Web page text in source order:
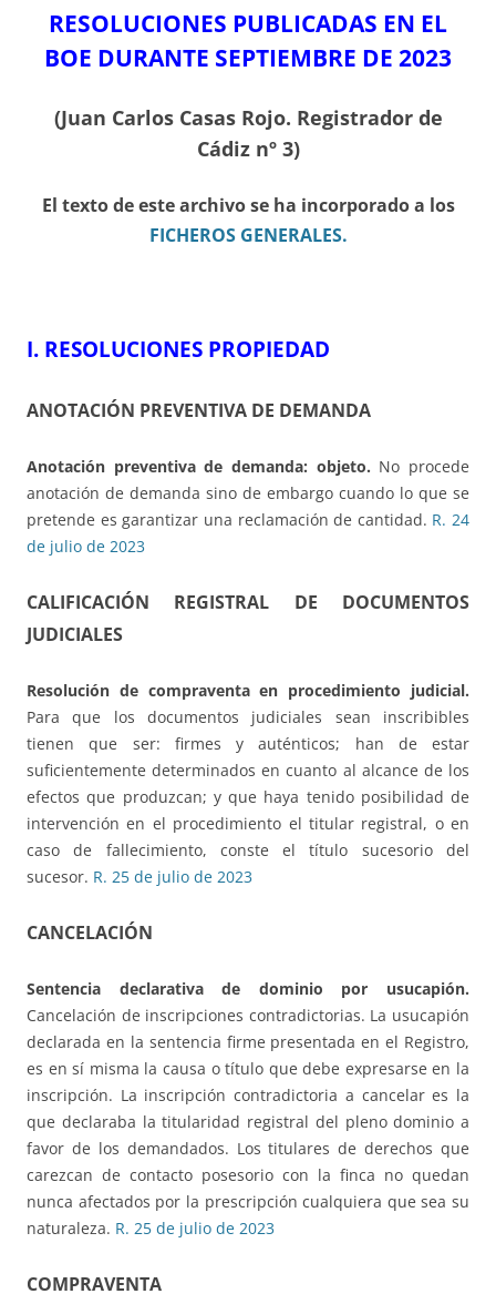
RESOLUCIONES PUBLICADAS EN EL
BOE DURANTE SEPTIEMBRE DE 2023
(Juan Carlos Casas Rojo. Registrador de
Cádiz nº 3)
El texto de este archivo se ha incorporado a los
FICHEROS GENERALES.
I. RESOLUCIONES PROPIEDAD
ANOTACIÓN PREVENTIVA DE DEMANDA
Anotación preventiva de demanda: objeto. No procede
anotación de demanda sino de embargo cuando lo que se
pretende es garantizar una reclamación de cantidad. R. 24
de julio de 2023
CALIFICACIÓN REGISTRAL DE DOCUMENTOS
JUDICIALES
Resolución de compraventa en procedimiento judicial.
Para que los documentos judiciales sean inscribibles
tienen que ser: firmes y auténticos; han de estar
suficientemente determinados en cuanto al alcance de los
efectos que produzcan; y que haya tenido posibilidad de
intervención en el procedimiento el titular registral, o en
caso de fallecimiento, conste el título sucesorio del
sucesor. R. 25 de julio de 2023
CANCELACIÓN
Sentencia declarativa de dominio por usucapión.
Cancelación de inscripciones contradictorias. La usucapión
declarada en la sentencia firme presentada en el Registro,
es en sí misma la causa o título que debe expresarse en la
inscripción. La inscripción contradictoria a cancelar es la
que declaraba la titularidad registral del pleno dominio a
favor de los demandados. Los titulares de derechos que
carezcan de contacto posesorio con la finca no quedan
nunca afectados por la prescripción cualquiera que sea su
naturaleza. R. 25 de julio de 2023
COMPRAVENTA